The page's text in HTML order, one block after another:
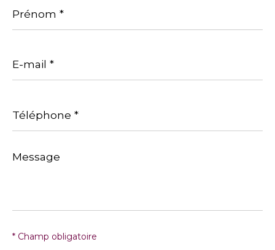
*
mail
*
*
Message
*
* Champ obligatoire